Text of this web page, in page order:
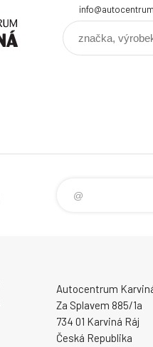
Autocentrum
Za Splavem 885/1a
734 01 Karviná Ráj
Česká Republika